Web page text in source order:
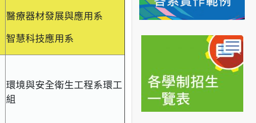
醫療器材發展與應用系
智慧科技應用系
環境與安全衛生工程系環工
組